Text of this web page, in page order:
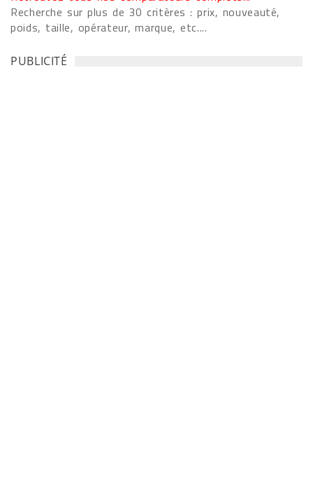
Recherche sur plus de 30 critères : prix, nouveauté,
poids, taille, opérateur, marque, etc....
PUBLICITÉ